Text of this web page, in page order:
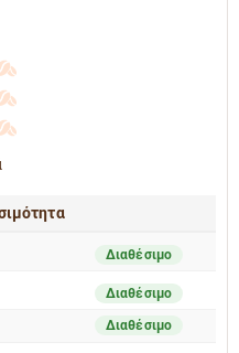
Διαθέσιμο
Διαθέσιμο
Διαθέσιμο